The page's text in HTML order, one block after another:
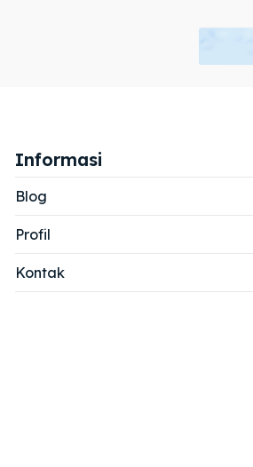
Informasi
Blog
Profil
Kontak